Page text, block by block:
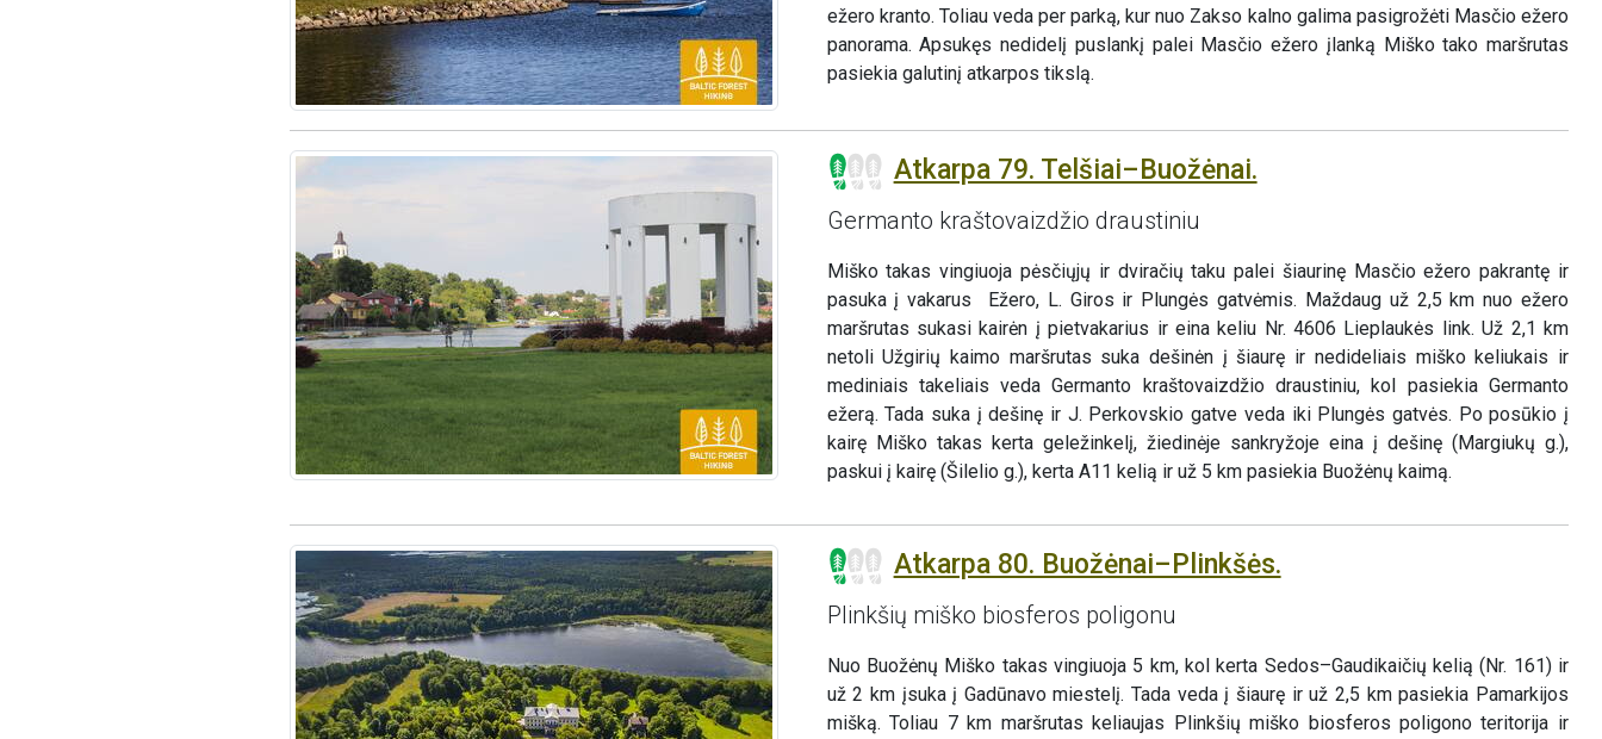
ežero kranto. Toliau veda per parką, kur nuo Zakso kalno galima pasigrožėti Masčio ežero
panorama. Apsukęs nedidelį puslankį palei Masčio ežero įlanką Miško tako maršrutas
pasiekia galutinį atkarpos tikslą.
Atkarpa 79. Telšiai–Buožėnai.
Germanto kraštovaizdžio draustiniu
Miško takas vingiuoja pėsčiųjų ir dviračių taku palei šiaurinę Masčio ežero pakrantę ir
pasuka į vakarus Ežero, L. Giros ir Plungės gatvėmis. Maždaug už 2,5 km nuo ežero
maršrutas sukasi kairėn į pietvakarius ir eina keliu Nr. 4606 Lieplaukės link. Už 2,1 km
netoli Užgirių kaimo maršrutas suka dešinėn į šiaurę ir nedideliais miško keliukais ir
mediniais takeliais veda Germanto kraštovaizdžio draustiniu, kol pasiekia Germanto
ežerą. Tada suka į dešinę ir J. Perkovskio gatve veda iki Plungės gatvės. Po posūkio į
kairę Miško takas kerta geležinkelį, žiedinėje sankryžoje eina į dešinę (Margiukų g.),
paskui į kairę (Šilelio g.), kerta A11 kelią ir už 5 km pasiekia Buožėnų kaimą.
Atkarpa 80. Buožėnai–Plinkšės.
Plinkšių miško biosferos poligonu
Nuo Buožėnų Miško takas vingiuoja 5 km, kol kerta Sedos–Gaudikaičių kelią (Nr. 161) ir
už 2 km įsuka į Gadūnavo miestelį. Tada veda į šiaurę ir už 2,5 km pasiekia Pamarkijos
mišką. Toliau 7 km maršrutas keliaujas Plinkšių miško biosferos poligono teritorija ir